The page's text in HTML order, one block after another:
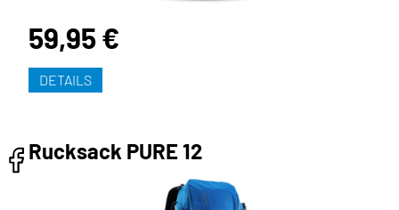
59,95 €
DETAILS
Rucksack PURE 12